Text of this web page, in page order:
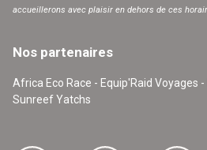
accueillerons avec plaisir en dehors de ces
Nos partenaires
Africa Eco Race - Equip'Raid Voyages
Sunreef Yatchs